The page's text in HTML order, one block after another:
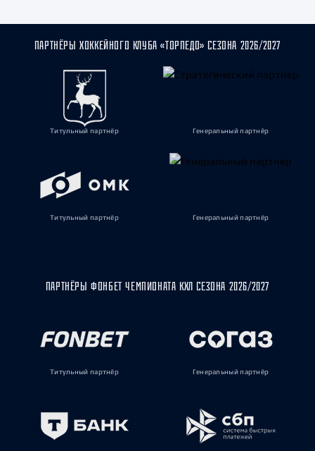
ПАРТНЁРЫ ХОККЕЙНОГО КЛУБА «ТОРПЕДО» СЕЗОНА 2026/2027
Титульный партнёр Генеральный партнёр
Титульный партнёр Генеральный партнёр
ПАРТНЁРЫ ФОНБЕТ ЧЕМПИОНАТА КХЛ СЕЗОНА 2026/2027
Титульный партнёр Генеральный партнёр